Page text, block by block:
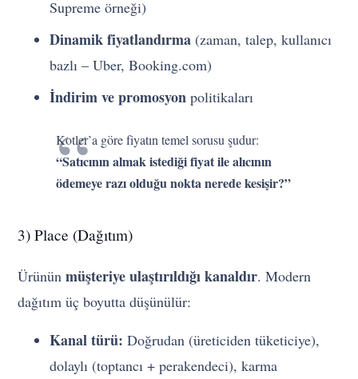
Supreme örneği)
Dinamik fiyatlandırma (zaman, talep, kullanıcı
bazlı – Uber, Booking.com)
İndirim ve promosyon politikaları
Kotler’a göre fiyatın temel sorusu şudur:
“Satıcının almak istediği fiyat ile alıcının
ödemeye razı olduğu nokta nerede kesişir?”
3) Place (Dağıtım)
Ürününmüşteriye ulaştırıldığı kanaldır. Modern
dağıtım üç boyutta düşünülür:
Kanal türü: Doğrudan (üreticiden tüketiciye),
dolaylı (toptancı + perakendeci), karma